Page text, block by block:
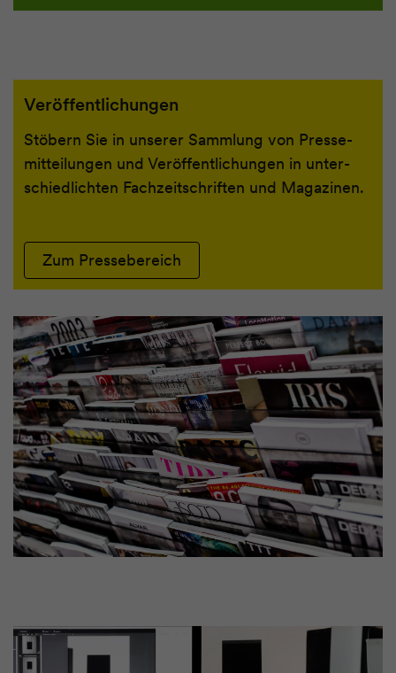
Veröffentlichungen
Stöbern Sie in unserer Sammlung von Presse­
mit­teilungen und Ver­öff­ent­lichungen in unter­
schiedlich­ten Fach­zeit­schriften und Magazinen.
Zum Pressebereich